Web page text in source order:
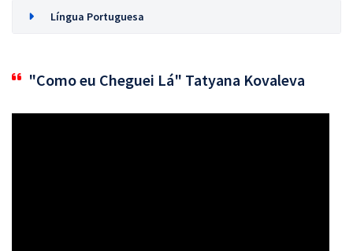
Língua Portuguesa
"Como eu Cheguei Lá" Tatyana Kovaleva